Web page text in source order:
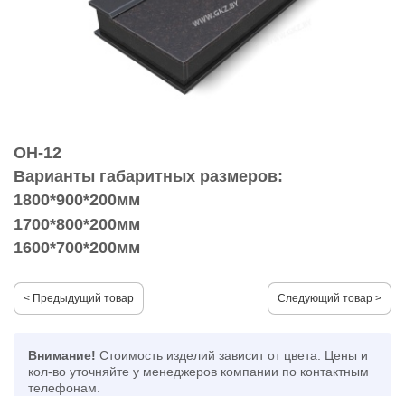
ОН-12
Варианты габаритных размеров:
1800*900*200мм
1700*800*200мм
1600*700*200мм
< Предыдущий товар Следующий товар >
Внимание! Стоимость изделий зависит от цвета. Цены и
кол-во уточняйте у менеджеров компании по контактным
телефонам.